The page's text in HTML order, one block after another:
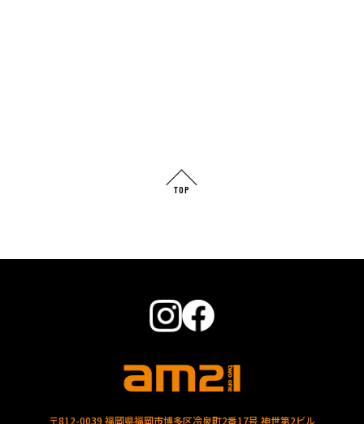
TOP
〒812-0039 福岡県福岡市博多区冷泉町2番17号 神世第2ビル